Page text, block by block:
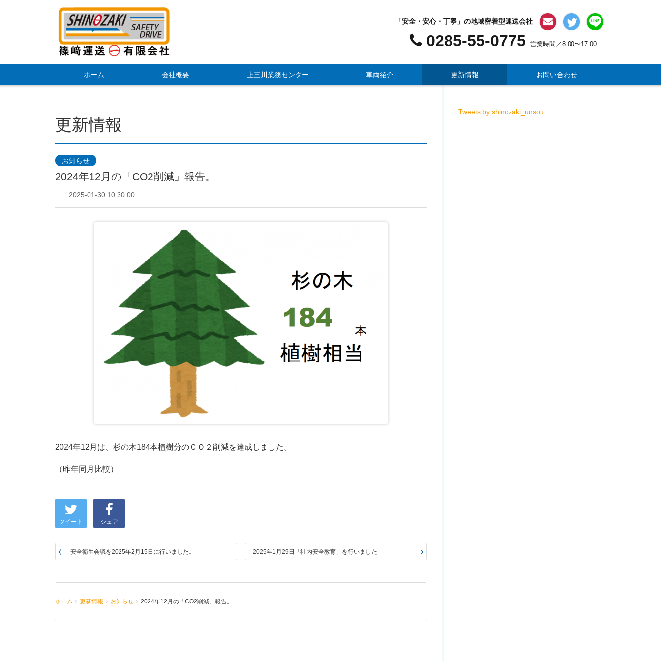
「安全・安心・丁寧」の地域密着型運送会社 お問い合わせ
X LINE #64;
0285-55-0775 営業時間／8:00〜17:00
ホーム 会社概要 上三川業務センター 車両紹介 更新情報 お問い合わせ
更新情報
お知らせ
2024年12月の「CO2削減」報告。
2025-01-30 10:30:00
2024年12月は、杉の木184本植樹分のＣＯ２削減を達成しました。
（昨年同月比較）
ツイート シェア
2025年1月29日「社内安全教育」を行いました
安全衛生会議を2025年2月15日に行いました。
ホーム 更新情報 お知らせ 2024年12月の「CO2削減」報告。
Tweets by shinozaki_unsou